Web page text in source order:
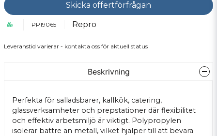
Skicka offertförfrågan
PP19065 Repro
Leveranstid varierar - kontakta oss för aktuell status
Beskrivning
Perfekta för salladsbarer, kallkök, catering,
glassverksamheter och prepstationer där flexibilitet
och effektiv arbetsmiljö är viktigt. Polypropylen
isolerar bättre än metall, vilket hjälper till att bevara